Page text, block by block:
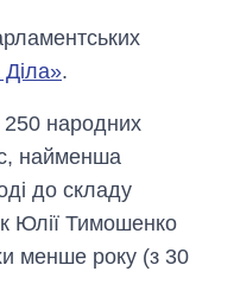
.
250 народних
найменша
до складу
Юлії Тимошенко
менше року (з 30